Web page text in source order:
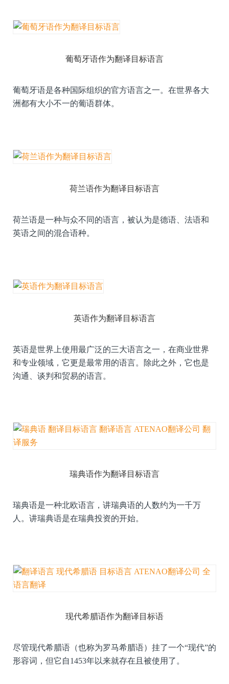
葡萄牙语作为翻译目标语言
葡萄牙语是各种国际组织的官方语言之一。在世界各大
洲都有大小不一的葡语群体。
荷兰语作为翻译目标语言
荷兰语是一种与众不同的语言，被认为是德语、法语和
英语之间的混合语种。
英语作为翻译目标语言
英语是世界上使用最广泛的三大语言之一，在商业世界
和专业领域，它更是最常用的语言。除此之外，它也是
沟通、谈判和贸易的语言。
瑞典语作为翻译目标语言
瑞典语是一种北欧语言，讲瑞典语的人数约为一千万
人。讲瑞典语是在瑞典投资的开始。
现代希腊语作为翻译目标语
尽管现代希腊语（也称为罗马希腊语）挂了一个“现代”的
形容词，但它自1453年以来就存在且被使用了。